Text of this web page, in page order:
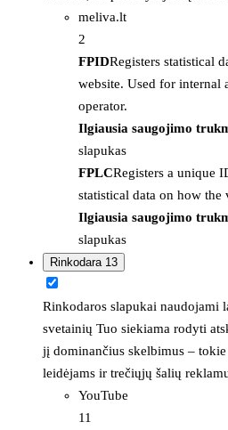
meliva.lt
2
FPIDRegisters statistical
website. Used for internal
operator.
Ilgiausia saugojimo
slapukas
FPLCRegisters a unique
statistical data on how the
Ilgiausia saugojimo
slapukas
Rinkodara 13
Rinkodaros slapukai naudojami
svetainių Tuo siekiama rodyti
jį dominančius skelbimus –
leidėjams ir trečiųjų šalių
YouTube
11